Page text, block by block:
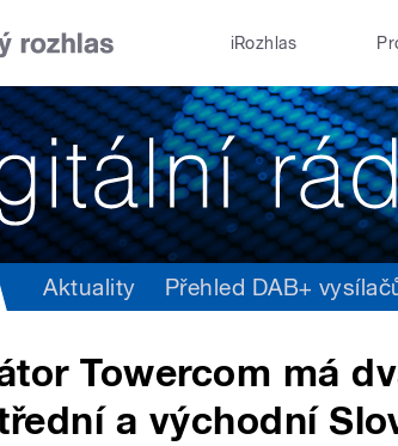
iRozhlas
Aktuality Přehled DAB+
Towercom má
a východní